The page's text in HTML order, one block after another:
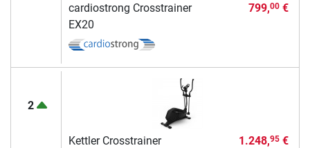
cardiostrong Crosstrainer
EX20
799,00€
2
Kettler Crosstrainer
1.248,95€